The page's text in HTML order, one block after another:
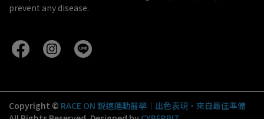
prevent any disease.
Copyright © RACE ON 鋭速運動醫學｜出色表現，來自最佳準備